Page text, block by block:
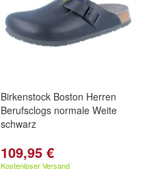
Birkenstock Boston Herren
Berufsclogs normale Weite
schwarz
109,95 €
Kostenloser Versand